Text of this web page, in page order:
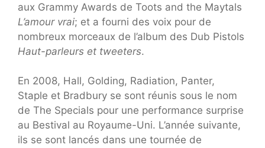
aux Grammy Awards de Toots and the Maytals
L’amour vrai; et a fourni des voix pour de
nombreux morceaux de l’album des Dub Pistols
Haut-parleurs et tweeters.
En 2008, Hall, Golding, Radiation, Panter,
Staple et Bradbury se sont réunis sous le nom
de The Specials pour une performance surprise
au Bestival au Royaume-Uni. L’année suivante,
ils se sont lancés dans une tournée de